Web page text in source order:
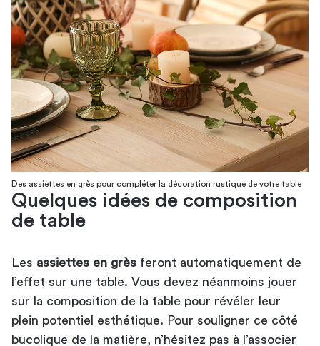
Des assiettes en grès pour compléter la décoration rustique de votre table
Quelques idées de composition
de table
Les assiettes en grès feront automatiquement de
l’effet sur une table. Vous devez néanmoins jouer
sur la composition de la table pour révéler leur
plein potentiel esthétique. Pour souligner ce côté
bucolique de la matière, n’hésitez pas à l’associer